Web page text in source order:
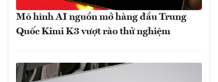
Mô hình AI nguồn mở hàng đầu Trung
Quốc Kimi K3 vượt rào thử nghiệm